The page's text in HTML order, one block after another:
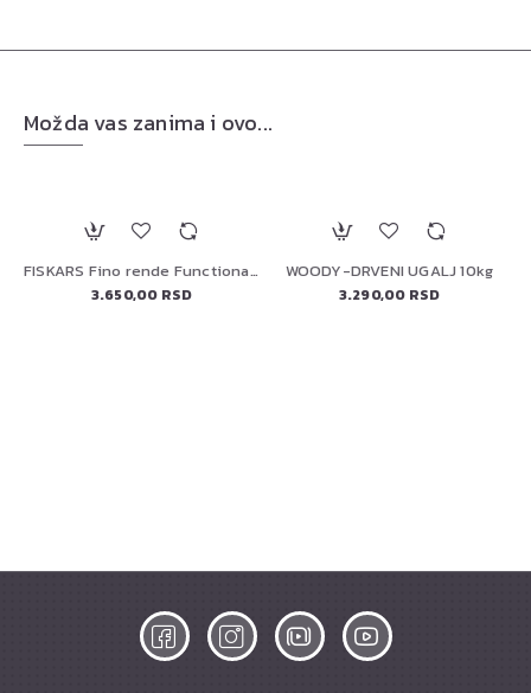
Možda vas zanima i ovo...
FISKARS Fino rende FunctionalForm, 1014412
3.650,00 RSD
WOODY-DRVENI UGALJ 10kg
3.290,00 RSD